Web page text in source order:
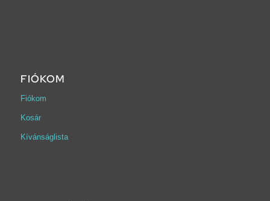
FIÓKOM
Fiókom
Kosár
Kívánságlista